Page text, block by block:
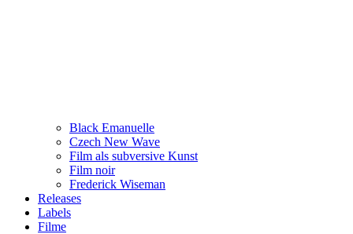
Black Emanuelle
Czech New Wave
Film als subversive Kunst
Film noir
Frederick Wiseman
Releases
Labels
Filme